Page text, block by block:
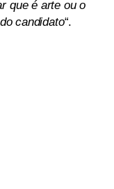
que é arte ou o
candidato“.